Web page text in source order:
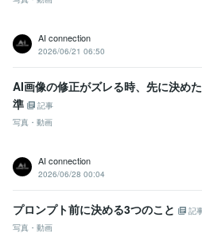
AI connection
2026/06/21 06:50
AI画像の修正がズレる時、先に決め
準
記事
写真・動画
AI connection
2026/06/28 00:04
プロンプト前に決める3つのこと
記
写真・動画